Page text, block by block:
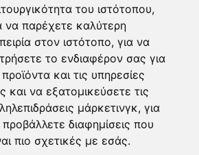
του ιστότοπου,
να παρέχετε καλύτερη
στον ιστότοπο, για να
το ενδιαφέρον σας για
και τις υπηρεσίες
και να εξατομικεύσετε τις
μάρκετινγκ, για
διαφημίσεις που
πιο σχετικές με εσάς.
με τη σύσταση (ΕΕ)
334|Ταυτότητα
|WEB TV| LIVE
Twitter | Youtube
RSS Feed